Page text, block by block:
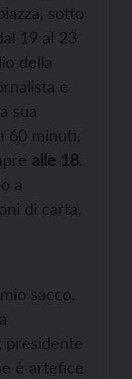
sotto
19 al 23
della
e
sua
60 minuti,
alle 18.
a
di carta.
sacco,
presidente
è artefice